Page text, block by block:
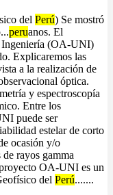
del Perú) Se mostró
peruanos. El
Ingeniería (OA-UNI)
Explicaremos las
a la realización de
óptica.
y espectroscopía
Entre los
puede ser
estelar de corto
ocasión y/o
rayos gamma
OA-UNI es un
del Perú.......